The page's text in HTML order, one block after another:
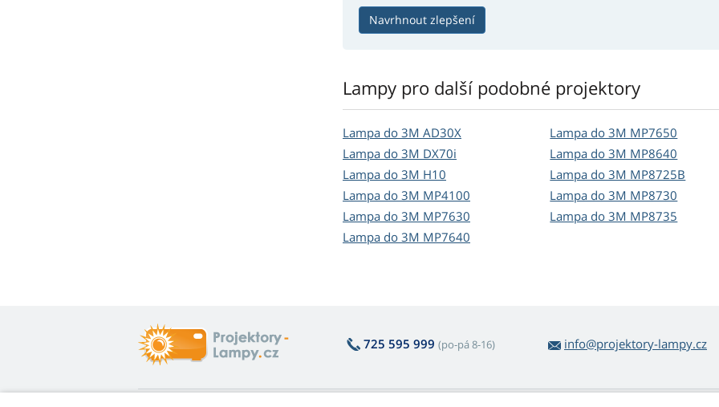
Navrhnout zlepšení
Lampy pro další podobné projektory
Lampa do 3M AD30X
Lampa do 3M DX70i
Lampa do 3M H10
Lampa do 3M MP4100
Lampa do 3M MP7630
Lampa do 3M MP7640
Lampa do 3M MP7650
Lampa do 3M MP8640
Lampa do 3M MP8725B
Lampa do 3M MP8730
Lampa do 3M MP8735
725 595 999 (po-pá 8-16) info@projektory-lampy.cz